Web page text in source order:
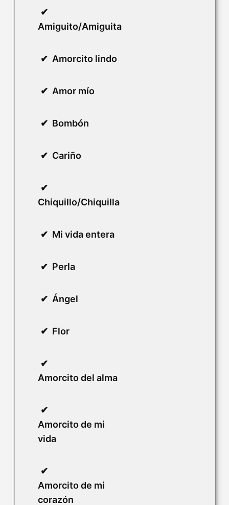
Amiguito/Amiguita
Amorcito lindo
Amor mío
Bombón
Cariño
Chiquillo/Chiquilla
Mi vida entera
Perla
Ángel
Flor
Amorcito del alma
Amorcito de mi
vida
Amorcito de mi
corazón